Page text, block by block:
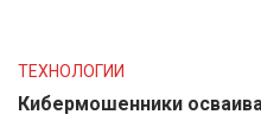
ТЕХНОЛОГИИ
Кибермошенники